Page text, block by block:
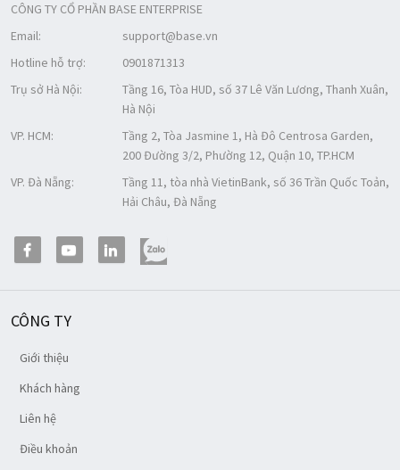
CÔNG TY CỔ PHẦN BASE ENTERPRISE
Email:
support@base.vn
Hotline hỗ trợ:
0901871313
Trụ sở Hà Nội:
Tầng 16, Tòa HUD, số 37 Lê Văn Lương, Thanh Xuân,
Hà Nội
VP. HCM:
Tầng 2, Tòa Jasmine 1, Hà Đô Centrosa Garden,
200 Đường 3/2, Phường 12, Quận 10, TP.HCM
VP. Đà Nẵng:
Tầng 11, tòa nhà VietinBank, số 36 Trần Quốc Toản,
Hải Châu, Đà Nẵng
CÔNG TY
Giới thiệu
Khách hàng
Liên hệ
Điều khoản